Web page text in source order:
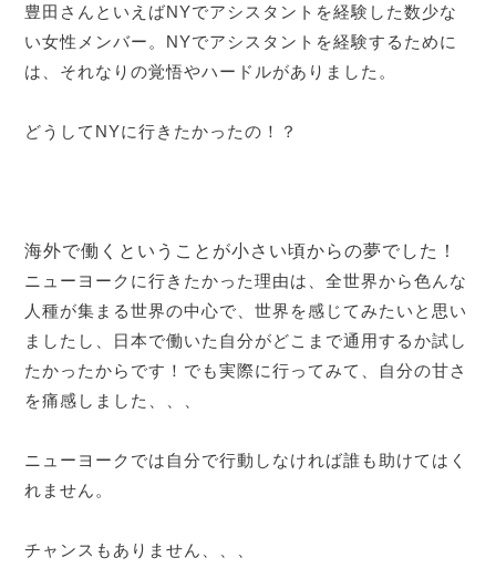
豊田さんといえばNYでアシスタントを経験した数少な
い女性メンバー。NYでアシスタントを経験するために
は、それなりの覚悟やハードルがありました。
どうしてNYに行きたかったの！？
海外で働くということが小さい頃からの夢でした！
ニューヨークに行きたかった理由は、全世界から色んな
人種が集まる世界の中心で、世界を感じてみたいと思い
ましたし、日本で働いた自分がどこまで通用するか試し
たかったからです！でも実際に行ってみて、自分の甘さ
を痛感しました、、、
ニューヨークでは自分で行動しなければ誰も助けてはく
れません。
チャンスもありません、、、